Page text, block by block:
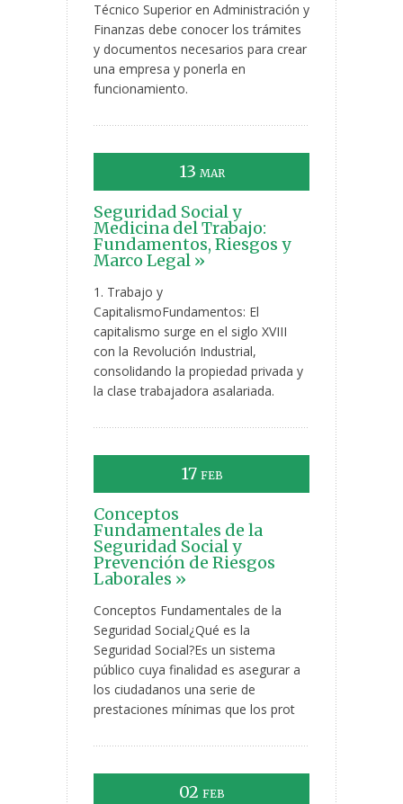
Técnico Superior en Administración y
Finanzas debe conocer los trámites
y documentos necesarios para crear
una empresa y ponerla en
funcionamiento.
13 MAR
Seguridad Social y
Medicina del Trabajo:
Fundamentos, Riesgos y
Marco Legal »
1. Trabajo y
CapitalismoFundamentos: El
capitalismo surge en el siglo XVIII
con la Revolución Industrial,
consolidando la propiedad privada y
la clase trabajadora asalariada.
17 FEB
Conceptos
Fundamentales de la
Seguridad Social y
Prevención de Riesgos
Laborales »
Conceptos Fundamentales de la
Seguridad Social¿Qué es la
Seguridad Social?Es un sistema
público cuya finalidad es asegurar a
los ciudadanos una serie de
prestaciones mínimas que los prot
02 FEB